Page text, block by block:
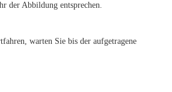
der Abbildung entsprechen.
warten Sie bis der aufgetragene